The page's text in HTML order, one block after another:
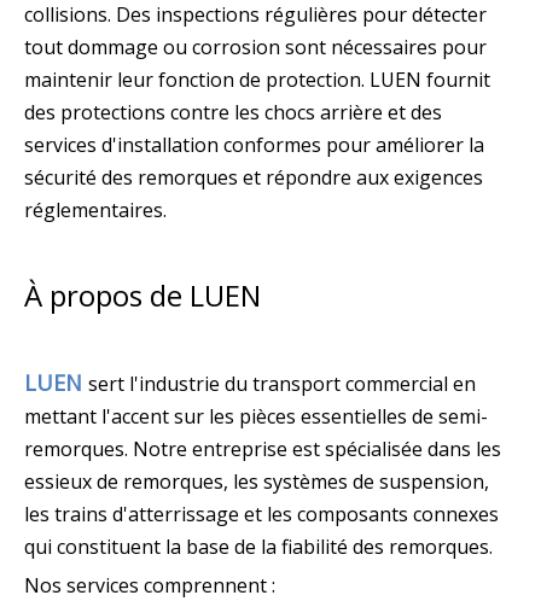
collisions. Des inspections régulières pour détecter
tout dommage ou corrosion sont nécessaires pour
maintenir leur fonction de protection. LUEN fournit
des protections contre les chocs arrière et des
services d'installation conformes pour améliorer la
sécurité des remorques et répondre aux exigences
réglementaires.
À propos de LUEN
LUEN sert l'industrie du transport commercial en
mettant l'accent sur les pièces essentielles de semi-
remorques. Notre entreprise est spécialisée dans les
essieux de remorques, les systèmes de suspension,
les trains d'atterrissage et les composants connexes
qui constituent la base de la fiabilité des remorques.
Nos services comprennent :